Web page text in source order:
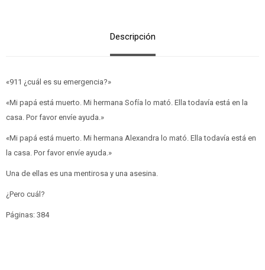
Descripción
«911 ¿cuál es su emergencia?»
«Mi papá está muerto. Mi hermana Sofía lo mató. Ella todavía está en la
casa. Por favor envíe ayuda.»
«Mi papá está muerto. Mi hermana Alexandra lo mató. Ella todavía está en
la casa. Por favor envíe ayuda.»
Una de ellas es una mentirosa y una asesina.
¿Pero cuál?
Páginas: 384